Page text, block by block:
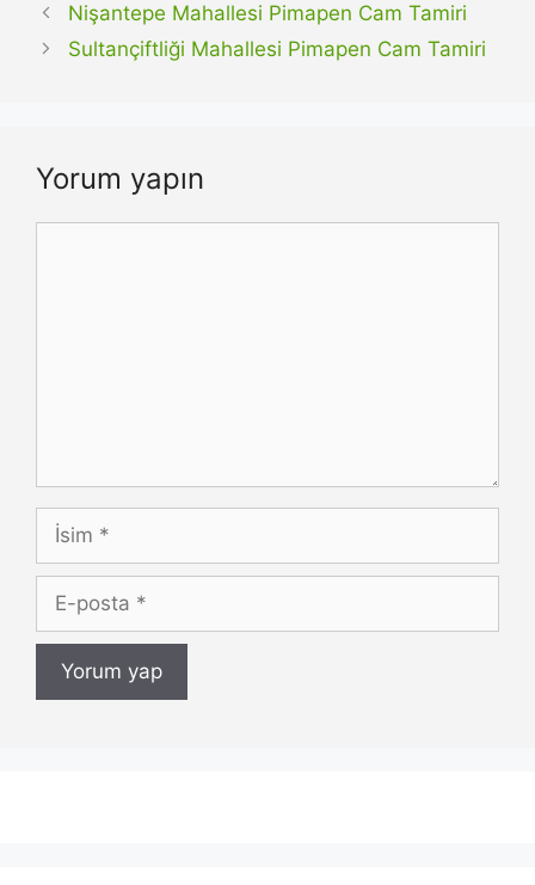
Nişantepe Mahallesi Pimapen Cam Tamiri
Sultançiftliği Mahallesi Pimapen Cam Tamiri
Yorum yapın
İsim
posta